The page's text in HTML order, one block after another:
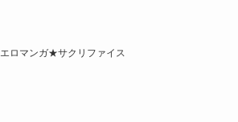
エロマンガ★サクリファイス